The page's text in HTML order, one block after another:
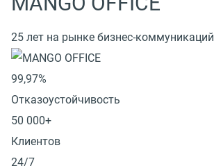
25 лет на рынке бизнес-коммуникаций
99,97%
Отказоустойчивость
50 000+
Клиентов
24/7